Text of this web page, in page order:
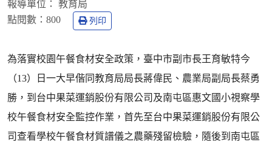
報導單位：
教育局
點閱數： 800 列印
為落實校園午餐食材安全政策，臺中市副市長王育敏特今
（13）日一大早偕同教育局局長蔣偉民、農業局副局長蔡勇
勝，到台中果菜運銷股份有限公司及南屯區惠文國小視察學
校午餐食材安全監控作業，首先至台中果菜運銷股份有限公
司查看學校午餐食材質譜儀之農藥殘留檢驗，隨後到南屯區